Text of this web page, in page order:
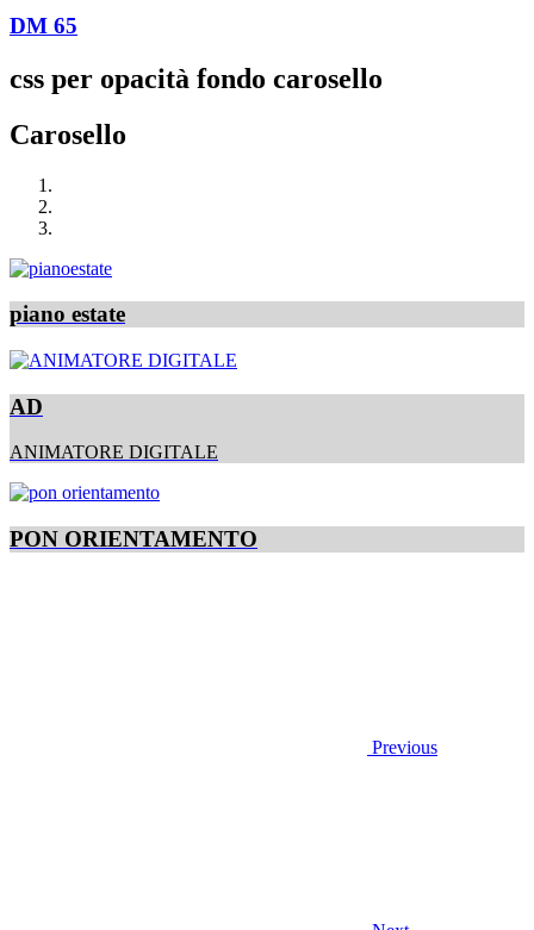
DM 65
css per opacità fondo carosello
Carosello
piano estate
AD
ANIMATORE DIGITALE
PON ORIENTAMENTO
Previous